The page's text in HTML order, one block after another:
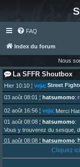
FAQ
Index du forum
Nous
La SFFR Shoutbox
Hier 10:10 ¦ veja: Street
03 août 08:01 ¦ hatsumomo:
02 août 16:56 ¦ veja: Merci
01 août 08:08 ¦ hatsumomo:
Vous y trouverez du sesque,
01 août 08:08 ¦ hatsumomo:
hatsumomo :
Aujourd'hui, c'est le yaoi day.
Cliquez